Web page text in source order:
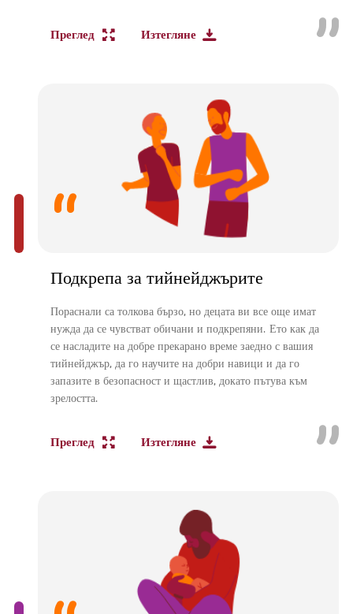
Преглед Изтегляне
Подкрепа за тийнейджърите
Пораснали са толкова бързо, но децата ви все още имат
нужда да се чувстват обичани и подкрепяни. Ето как да
се насладите на добре прекарано време заедно с вашия
тийнейджър, да го научите на добри навици и да го
запазите в безопасност и щастлив, докато пътува към
зрелостта.
Преглед Изтегляне